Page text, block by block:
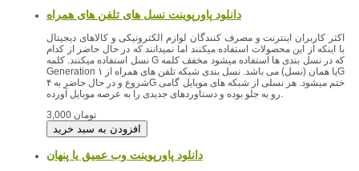
اکثر کاربران اینترنت و مصرف کنندگان لوازم الکترونیکی و کالاهای دیجیتال
با اینکه از این محصولات استفاده میکنند اما نمیدانند که در حال حاضر از کدام
نسل استفاده میکنند. کلمه G که در نسل بندی ها استفاده میشود مخفف کلمه
Generation یا همان (نسل) می باشد. نسل بندی شبکه تلفن های همراه از ۱G
شروع و در حال حاضر به ۴G ختم میشود. هر نسلی از شبکه های موبایل گامی
3,000 تومان
دانلود پاورپوینت وب عمیق یا پنهان